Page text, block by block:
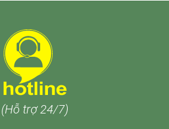
(Hỗ trợ 24/7)